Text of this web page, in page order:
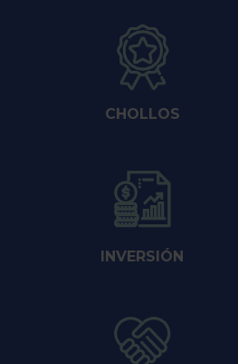
CHOLLOS
INVERSIÓN